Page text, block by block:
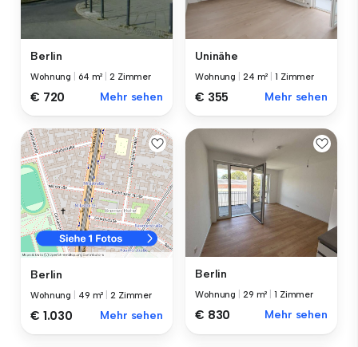
Berlin
Wohnung 64 m² |2 Zimmer
€ 720 Mehr sehen
Uninähe
Wohnung 24 m² |1 Zimmer
€ 355 Mehr sehen
Berlin
Wohnung 49 m² |2 Zimmer
€ 1.030 Mehr sehen
Berlin
Wohnung 29 m² |1 Zimmer
€ 830 Mehr sehen